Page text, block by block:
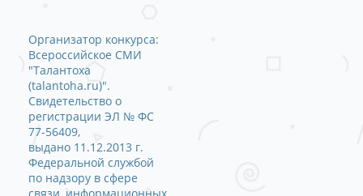
Организатор конкурса:
Всероссийское СМИ
"Талантоха
(talantoha.ru)".
Свидетельство о
регистрации ЭЛ № ФС
77-56409,
выдано 11.12.2013 г.
Федеральной службой
по надзору в сфере